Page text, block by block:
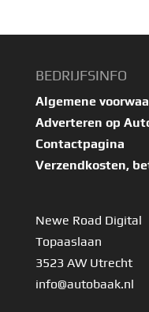
BEDRIJFSINFO
Algemene
Adverteren op
Contactpagina
Verzendkosten,
Newe Road Digital
Topaaslaan
3523 AW Utrecht
info@autobaak.nl